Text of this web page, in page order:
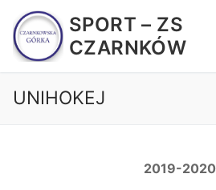
Przejdź
do
treści
SPORT – ZS
CZARNKÓW
UNIHOKEJ
2019-2020